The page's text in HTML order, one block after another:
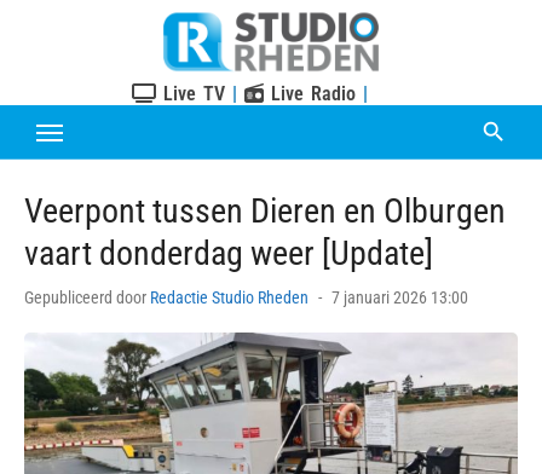
Live TV | Live Radio |
Veerpont tussen Dieren en Olburgen
vaart donderdag weer [Update]
Gepubliceerd door Redactie Studio Rheden
Posted
7 januari 2026 13:00